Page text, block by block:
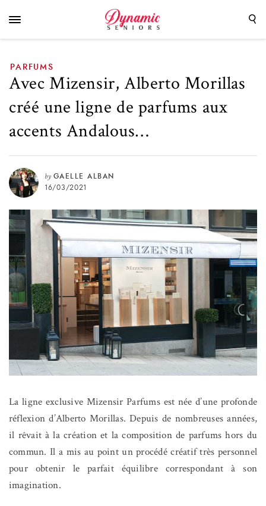
parfums aux accents Andalous…
PARFUMS
Avec Mizensir, Alberto Morillas
créé une ligne de parfums aux
accents Andalous…
by GAELLE ALBAN
16/03/2021
La ligne exclusive Mizensir Parfums est née d’une profonde
réflexion d’Alberto Morillas. Depuis de nombreuses années,
il rêvait à la création et la composition de parfums hors du
commun. Il a mis au point un procédé créatif très personnel
pour obtenir le parfait équilibre correspondant à son
imagination.